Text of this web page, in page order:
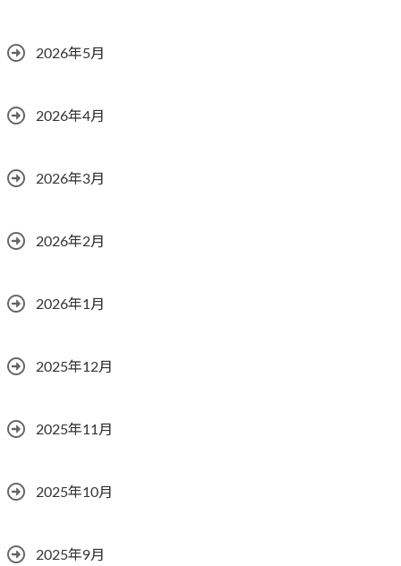
2026年5月
2026年4月
2026年3月
2026年2月
2026年1月
2025年12月
2025年11月
2025年10月
2025年9月